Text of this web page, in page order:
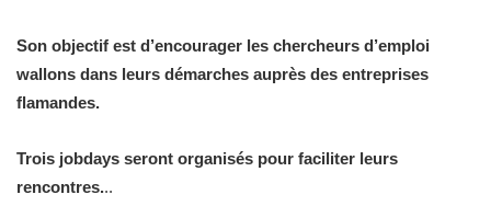
Son objectif est d’encourager les chercheurs d’emploi
wallons dans leurs démarches auprès des entreprises
flamandes.
Trois jobdays seront organisés pour faciliter leurs
rencontres...